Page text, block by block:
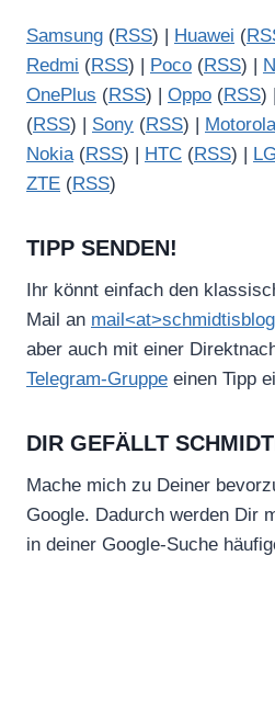
Samsung (RSS) | Huawei (
Redmi (RSS) | Poco (RSS) |
OnePlus (RSS) | Oppo (RSS) |
(RSS) | Sony (RSS) | Motorola
Nokia(RSS) | HTC (RSS) | LG
ZTE (RSS)
TIPP SENDEN!
Ihr könnt einfach den
Mail an
aber auch mit einer
Telegram-Gruppe einen Tipp
DIR GEFÄLLT
Mache mich zu Deiner
Google. Dadurch werden Dir
in deiner Google-Suche